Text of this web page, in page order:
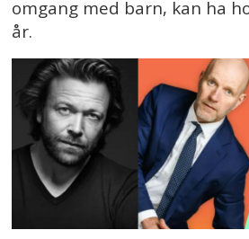
omgang med barn, kan ha
år.